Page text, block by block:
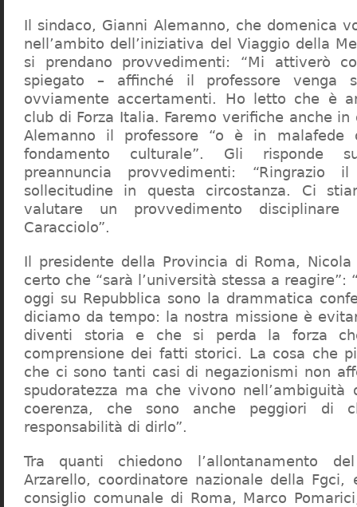
Il sindaco, Gianni Alemanno, che domenica
nell’ambito dell’iniziativa del Viaggio della
si prendano provvedimenti: “Mi attiverò
spiegato – affinché il professore venga
ovviamente accertamenti. Ho letto che è
club di Forza Italia. Faremo verifiche anche in
Alemanno il professore “o è in malafede
fondamento culturale”. Gli risponde
preannuncia provvedimenti:
sollecitudine in questa circostanza. Ci
valutare un provvedimento
Caracciolo”.
Il presidente della Provincia di Roma,
certo che “sarà l’università stessa a reagire”:
oggi su Repubblica sono la drammatica
diciamo da tempo: la nostra missione è
diventi storia e che si perda la forza
comprensione dei fatti storici. La cosa che
che ci sono tanti casi di negazionismi non
spudoratezza ma che vivono nell’ambiguità
coerenza, che sono anche peggiori di
responsabilità di dirlo”.
Tra quanti chiedono l’allontanamento
Arzarello, coordinatore nazionale della
consiglio comunale di Roma, Marco